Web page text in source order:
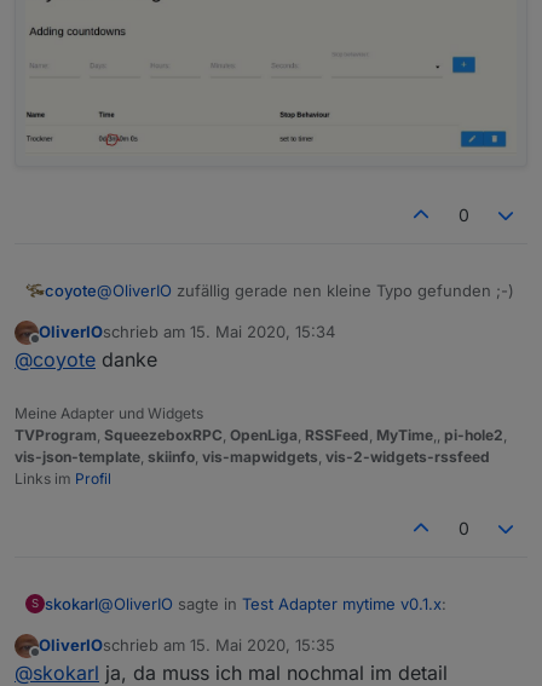
0
coyote@OliverIO zufällig gerade nen kleine Typo gefunden ;-)
Offline
OliverIOschrieb am 15. Mai 2020, 15:34
zuletzt editiert von
@coyote danke
Meine Adapter und Widgets
TVProgram SqueezeboxRPC OpenLiga RSSFeed MyTime pi-hole2
vis-json-template skiinfo vis-mapwidgets vis-2-widgets-rssfeed
Links im Profil
0
S skokarl@OliverIO sagte in Test Adapter mytime v0.1.x:
https://github.com/oweitman/iobroker.mytime
Offline
OliverIOschrieb am 15. Mai 2020, 15:35
zuletzt editiert von
@skokarl ja, da muss ich mal nochmal im detail